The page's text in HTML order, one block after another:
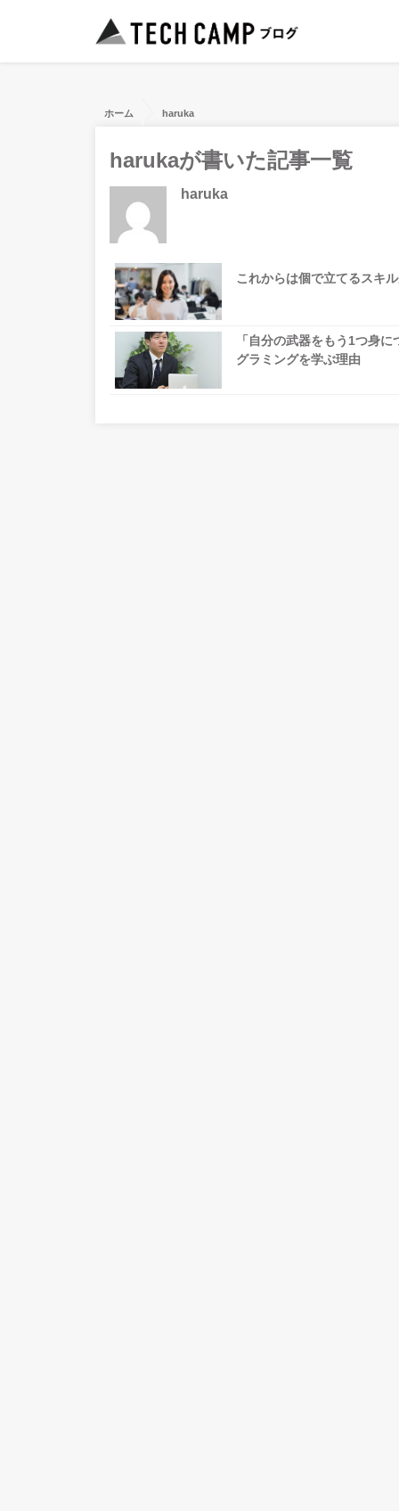
ホーム haruka
harukaが書いた記事一覧
haruka
これからは個で立てるスキ
「自分の武器をもう1つ身
グラミングを学ぶ理由